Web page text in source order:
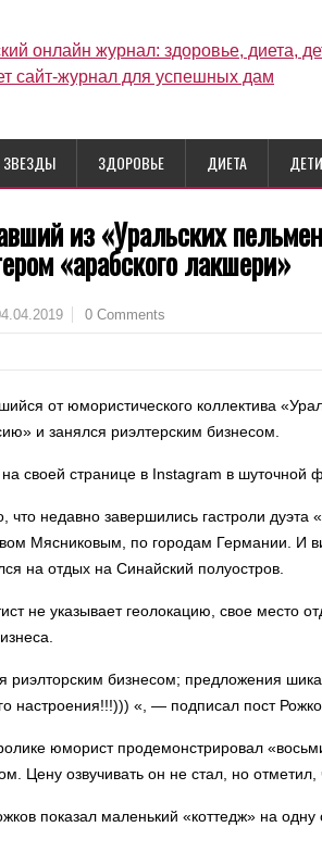
ЗВЕЗДЫ ЗДОРОВЬЕ ДИЕТА ДЕТИ
из «Уральских
«арабского лакшери»
0 Comments
от юмористического коллектива
и занялся риэлтерским бизнесом.
своей странице в Instagram в шуточной
что недавно завершились гастроли
Мясниковым, по городам Германии. И
на отдых на Синайский полуостров.
не указывает геолокацию, свое место
риэлторским бизнесом; предложения
настроения!!!))) «, — подписал пост
юморист продемонстрировал
Цену озвучивать он не стал, но отметил,
показал маленький «коттедж» на